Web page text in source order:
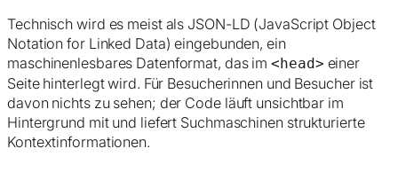
Technisch wird es meist als JSON-LD (JavaScript Object
Notation for Linked Data) eingebunden, ein
maschinenlesbares Datenformat, das im<head> einer
Seite hinterlegt wird. Für Besucherinnen und Besucher ist
davon nichts zu sehen; der Code läuft unsichtbar im
Hintergrund mit und liefert Suchmaschinen strukturierte
Kontextinformationen.